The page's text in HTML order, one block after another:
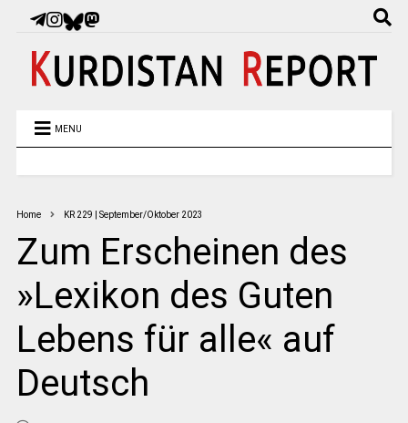
MENU
Home KR 229 | September/Oktober 2023
Zum Erscheinen des
»Lexikon des Guten
Lebens für alle« auf
Deutsch